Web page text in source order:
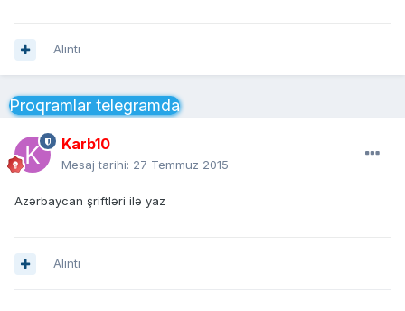
Alıntı
Proqramlar telegramda
Karb10
Mesaj tarihi: 27 Temmuz 2015
Azərbaycan şriftləri ilə yaz
Alıntı